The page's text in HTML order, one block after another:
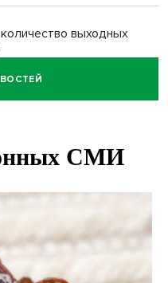
выходных
в автомобиле в
деревни помогли
правила сверхурочной